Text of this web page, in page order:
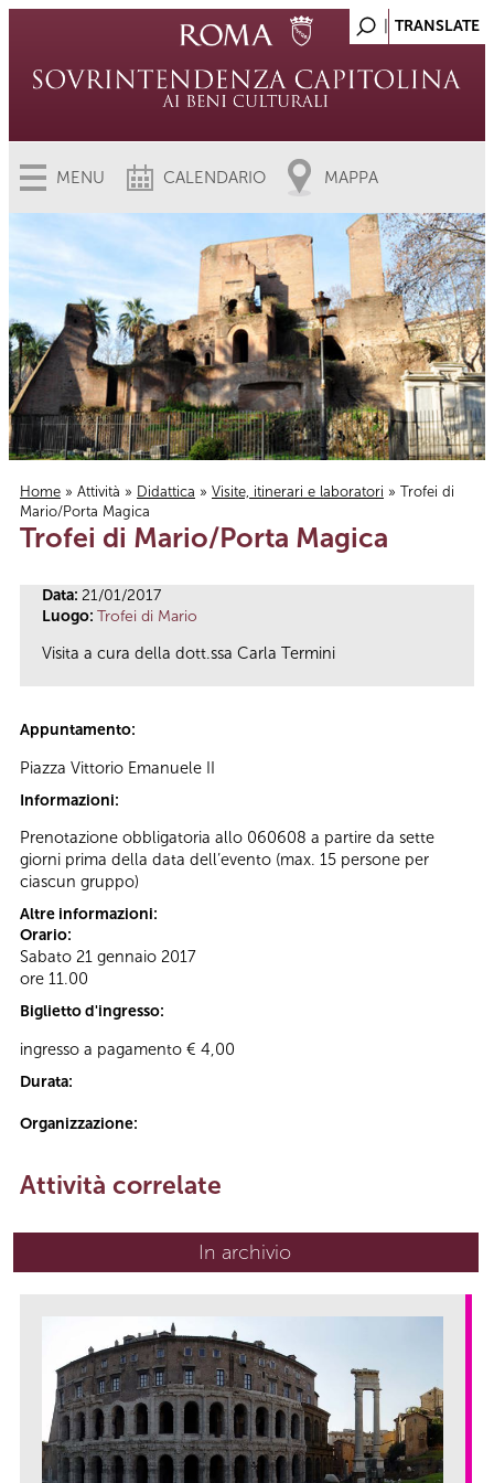
MENU CALENDARIO MAPPA
Tu sei qui
Home » Attività » Didattica » Visite, itinerari e laboratori » Trofei di
Mario/Porta Magica
Trofei di Mario/Porta Magica
Data: 21/01/2017
Luogo: Trofei di Mario
Visita a cura della dott.ssa Carla Termini
Appuntamento:
Piazza Vittorio Emanuele II
Informazioni:
Prenotazione obbligatoria allo 060608 a partire da sette
giorni prima della data dell’evento (max. 15 persone per
ciascun gruppo)
Altre informazioni:
Orario:
Sabato 21 gennaio 2017
ore 11.00
Biglietto d'ingresso:
ingresso a pagamento € 4,00
Durata:
Organizzazione:
Attività correlate
In archivio